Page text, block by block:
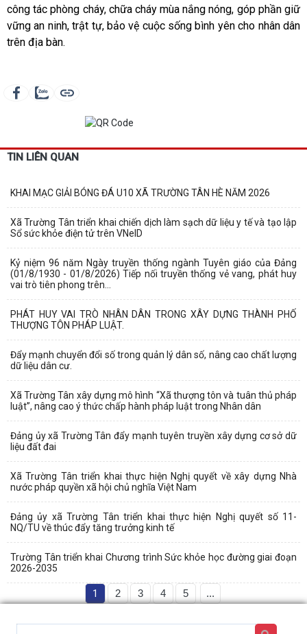
công tác phòng cháy, chữa cháy mùa nắng nóng, góp phần giữ
vững an ninh, trật tự, bảo vệ cuộc sống bình yên cho nhân dân
trên địa bàn.
TIN LIÊN QUAN
KHAI MẠC GIẢI BÓNG ĐÁ U10 XÃ TRƯỜNG TÂN HÈ NĂM 2026
Xã Trường Tân triển khai chiến dịch làm sạch dữ liệu y tế và tạo lập
Sổ sức khỏe điện tử trên VNeID
Kỷ niệm 96 năm Ngày truyền thống ngành Tuyên giáo của Đảng
(01/8/1930 - 01/8/2026) Tiếp nối truyền thống vẻ vang, phát huy
vai trò tiên phong trên...
PHÁT HUY VAI TRÒ NHÂN DÂN TRONG XÂY DỰNG THÀNH PHỐ
THƯỢNG TÔN PHÁP LUẬT.
Đẩy mạnh chuyển đổi số trong quản lý dân số, nâng cao chất lượng
dữ liệu dân cư.
Xã Trường Tân xây dựng mô hình “Xã thượng tôn và tuân thủ pháp
luật”, nâng cao ý thức chấp hành pháp luật trong Nhân dân
Đảng ủy xã Trường Tân đẩy mạnh tuyên truyền xây dựng cơ sở dữ
liệu đất đai
Xã Trường Tân triển khai thực hiện Nghị quyết về xây dựng Nhà
nước pháp quyền xã hội chủ nghĩa Việt Nam
Đảng ủy xã Trường Tân triển khai thực hiện Nghị quyết số 11-
NQ/TU về thúc đẩy tăng trưởng kinh tế
Trường Tân triển khai Chương trình Sức khỏe học đường giai đoạn
2026-2035
1 2 3 4 5 ...